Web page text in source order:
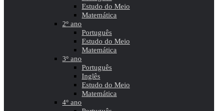
Estudo do Meio
Matemática
2º ano
Português
Estudo do Meio
Matemática
3º ano
Português
Inglês
Estudo do Meio
Matemática
4º ano